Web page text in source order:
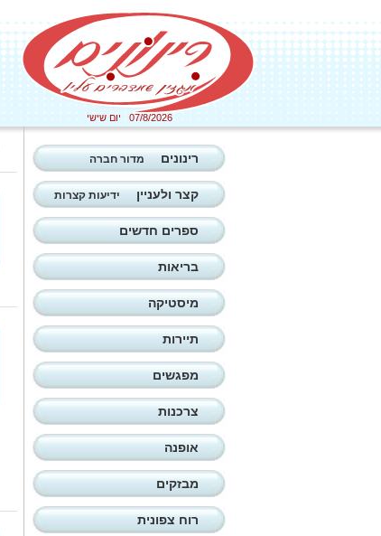
07/8/2026 יום שישי
רינונים מדור חברה
קצר ולעניין ידיעות קצרות
ספרים חדשים
בריאות
מיסטיקה
תיירות
מפגשים
צרכנות
אופנה
מבזקים
רוח צפונית